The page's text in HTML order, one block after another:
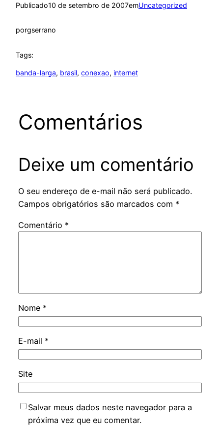
Publicado10 de setembro de 2007emUncategorized
porgserrano
Tags:
banda-larga, brasil, conexao, internet
Comentários
Deixe um comentário
O seu endereço de e-mail não será publicado.
Campos obrigatórios são marcados com *
Comentário *
Nome *
E-mail *
Site
Salvar meus dados neste navegador para a
próxima vez que eu comentar.